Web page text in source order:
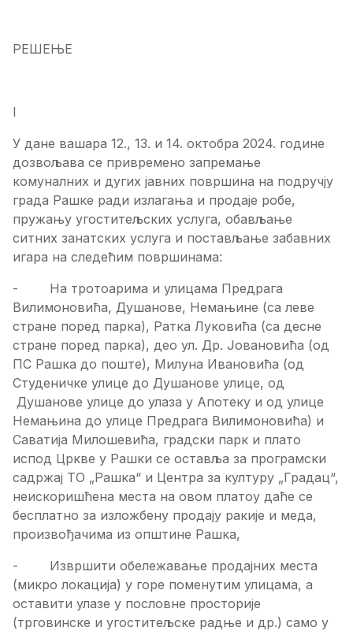
РЕШЕЊЕ
I
У дане вашара 12., 13. и 14. октобра 2024. године
дозвољава се привремено запремање
комуналних и дугих јавних површина на подручју
града Рашке ради излагања и продаје робе,
пружању угоститељских услуга, обављање
ситних занатских услуга и постављање забавних
игара на следећим површинама:
- На тротоарима и улицама Предрага
Вилимоновића, Душанове, Немањине (са леве
стране поред парка), Ратка Луковића (са десне
стране поред парка), део ул. Др. Јовановића (од
ПС Рашка до поште), Милуна Ивановића (од
Студеничке улице до Душанове улице, од
Душанове улице до улаза у Апотеку и од улице
Немањина до улице Предрага Вилимоновића) и
Саватија Милошевића, градски парк и плато
испод Цркве у Рашки се оставља за програмски
садржај ТО „Рашка“ и Центра за културу „Градац“,
неискоришћена места на овом платоу даће се
бесплатно за изложбену продају ракије и меда,
произвођачима из општине Рашка,
- Извршити обележавање продајних места
(микро локација) у горе поменутим улицама, а
оставити улазе у пословне просторије
(трговинске и угоститељске радње и др.) само у